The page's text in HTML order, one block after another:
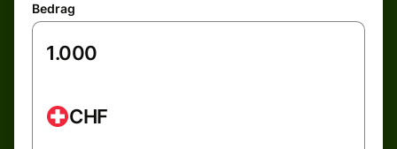
Bedrag
CHF